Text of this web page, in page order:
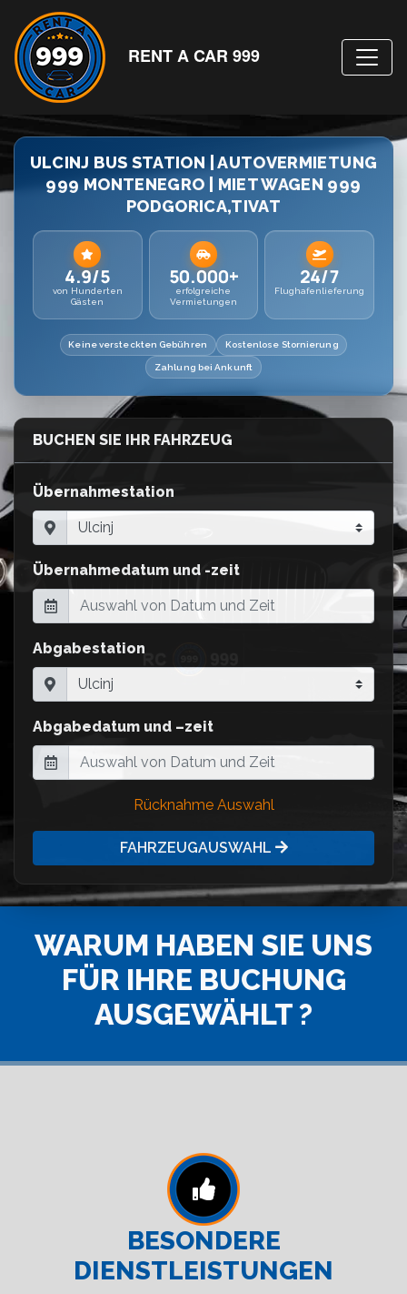
RENT A CAR 999
ULCINJ BUS STATION | AUTOVERMIETUNG
999 MONTENEGRO | MIET WAGEN 999
PODGORICA,TIVAT
4.9/5
von Hunderten
Gästen
50.000+
erfolgreiche
Vermietungen
24/7
Flughafenlieferung
Keine versteckten Gebühren Kostenlose Stornierung
Zahlung bei Ankunft
BUCHEN SIE IHR FAHRZEUG
Übernahmestation
Übernahmedatum und -zeit
Abgabestation
Abgabedatum und –zeit
Rücknahme Auswahl
FAHRZEUGAUSWAHL
WARUM HABEN SIE UNS
FÜR IHRE BUCHUNG
AUSGEWÄHLT ?
BESONDERE
DIENSTLEISTUNGEN